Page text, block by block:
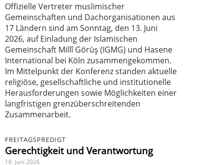
Offizielle Vertreter muslimischer
Gemeinschaften und Dachorganisationen aus
17 Ländern sind am Sonntag, den 13. Juni
2026, auf Einladung der Islamischen
Gemeinschaft Millî Görüş (IGMG) und Hasene
International bei Köln zusammengekommen.
Im Mittelpunkt der Konferenz standen aktuelle
religiöse, gesellschaftliche und institutionelle
Herausforderungen sowie Möglichkeiten einer
langfristigen grenzüberschreitenden
Zusammenarbeit.
FREITAGSPREDIGT
Gerechtigkeit und Verantwortung
18. Juni 2026